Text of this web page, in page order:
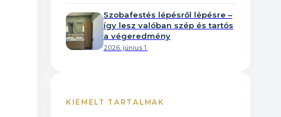
Szobafestés lépésről lépésre –
így lesz valóban szép és tartós
a végeredmény
2026. június 1.
KIEMELT TARTALMAK